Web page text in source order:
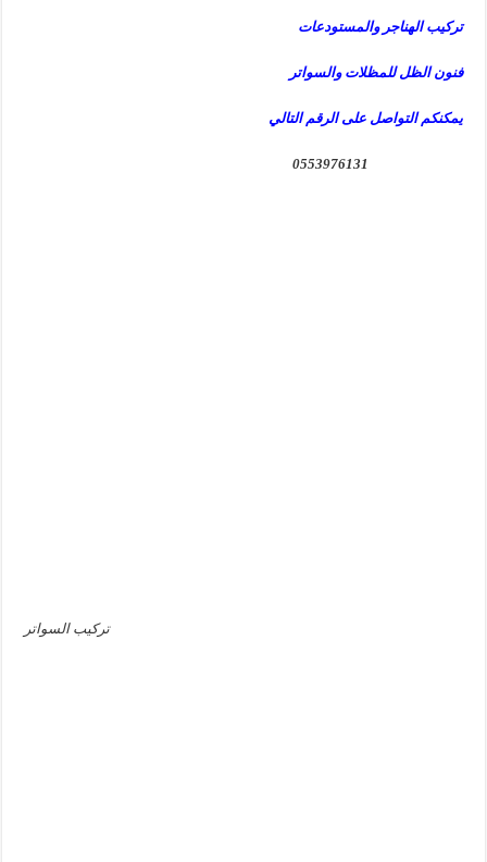
تركيب الهناجر والمستودعات
فنون الظل للمظلات والسواتر
يمكنكم التواصل على الرقم التالي
تركيب السواتر